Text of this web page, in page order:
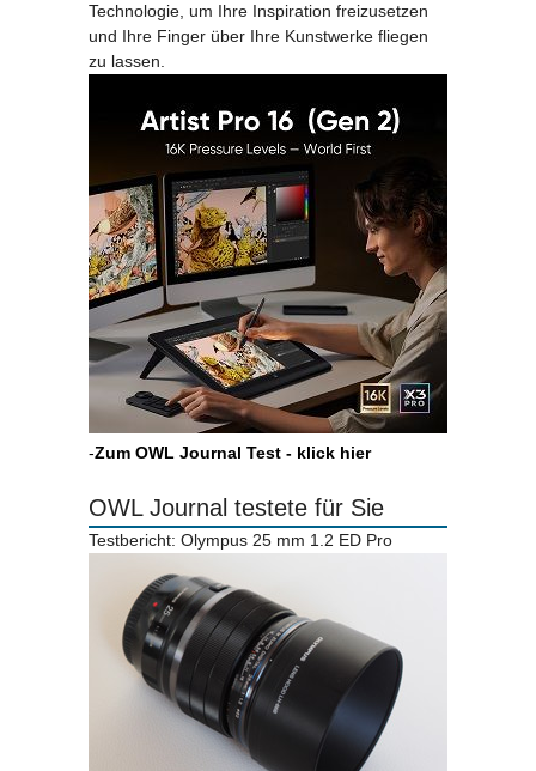
Technologie, um Ihre Inspiration freizusetzen
und Ihre Finger über Ihre Kunstwerke fliegen
zu lassen.
-Zum OWL Journal Test - klick hier
OWL Journal testete für Sie
Testbericht: Olympus 25 mm 1.2 ED Pro